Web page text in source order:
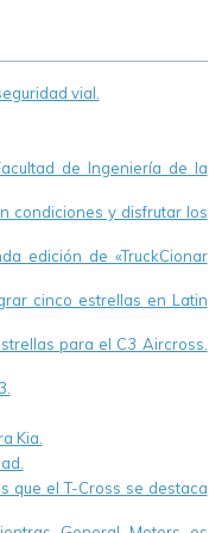
vial.
de Ingeniería de la
condiciones y disfrutar los
edición de «TruckCionar
cinco estrellas en Latin
para el C3 Aircross.
Kia.
que el T-Cross se destaca